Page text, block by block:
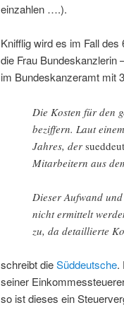
einzahlen ….).
Knifflig wird es im Fall
die Frau Bundeskanzlerin
im Bundeskanzeramt mit
Die Kosten für den
beziffern. Laut
Jahres, der
Mitarbeitern aus
Dieser Aufwand
nicht ermittelt
zu, da detaillierte
schreibt dieSüddeutsche.
seiner
so ist dieses ein